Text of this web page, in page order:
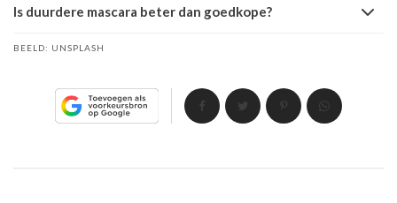
Is duurdere mascara beter dan goedkope?
BEELD: UNSPLASH